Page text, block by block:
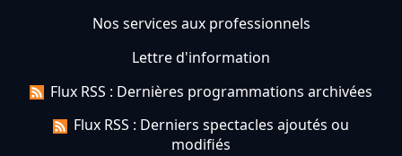
Nos services aux professionnels
Lettre d'information
Flux RSS : Dernières programmations archivées
Flux RSS : Derniers spectacles ajoutés ou
modifiés